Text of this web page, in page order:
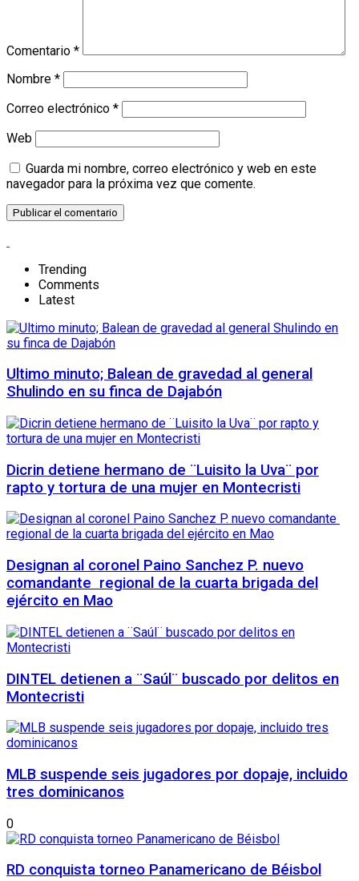
Comentario *
Nombre *
Correo electrónico *
Web
Guarda mi nombre, correo electrónico y web en este
navegador para la próxima vez que comente.
Trending
Comments
Latest
Ultimo minuto; Balean de gravedad al general
Shulindo en su finca de Dajabón
Dicrin detiene hermano de ¨Luisito la Uva¨ por
rapto y tortura de una mujer en Montecristi
Designan al coronel Paino Sanchez P. nuevo
comandante regional de la cuarta brigada del
ejército en Mao
DINTEL detienen a ¨Saúl¨ buscado por delitos en
Montecristi
MLB suspende seis jugadores por dopaje, incluido
tres dominicanos
0
RD conquista torneo Panamericano de Béisbol